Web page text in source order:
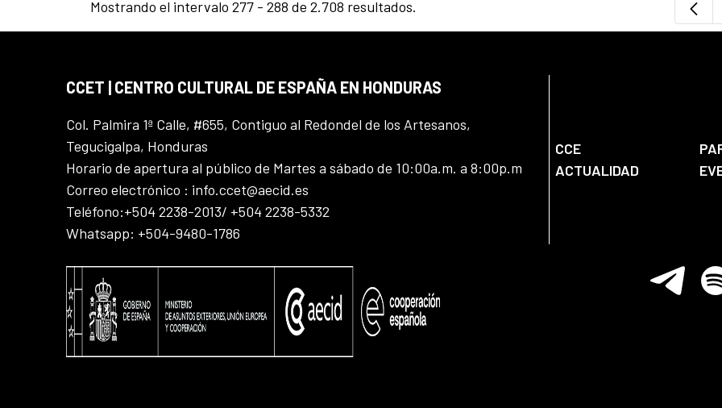
Mostrando el intervalo 277 - 288 de 2.708 resultados.
CCET | CENTRO CULTURAL DE ESPAÑA EN HONDURAS
Col. Palmira 1ª Calle, #655, Contiguo al Redondel de los Artesanos,
Tegucigalpa, Honduras
Horario de apertura al público de Martes a sábado de 10:00a.m. a 8:00p.m
Correo electrónico : info.ccet@aecid.es
Teléfono:+504 2238-2013/ +504 2238-5332
Whatsapp: +504-9480-1786
CCE
ACTUALIDAD
Telegram